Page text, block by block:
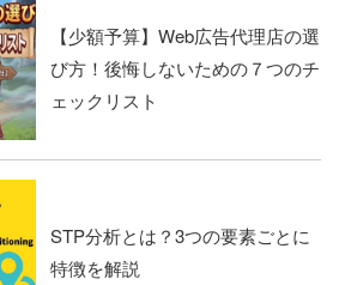
【少額予算】Web広告代理店の選
び方！後悔しないための７つのチ
ェックリスト
STP分析とは？3つの要素ごとに
特徴を解説